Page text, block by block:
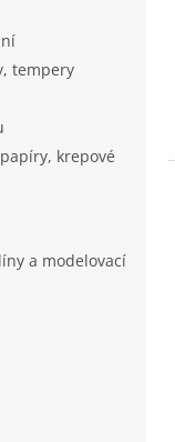
tempery
krepové
a modelovací